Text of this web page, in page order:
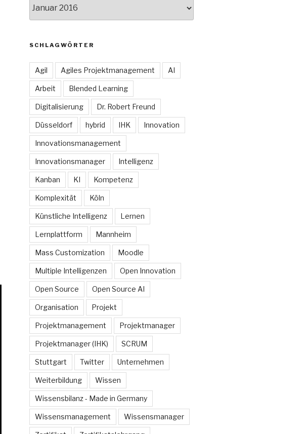
SCHLAGWÖRTER
Agil Agiles Projektmanagement AI
Arbeit Blended Learning
Digitalisierung Dr. Robert Freund
Düsseldorf hybrid IHK Innovation
Innovationsmanagement
Innovationsmanager Intelligenz
Kanban KI Kompetenz
Komplexität Köln
Künstliche Intelligenz Lernen
Lernplattform Mannheim
Mass Customization Moodle
Multiple Intelligenzen Open Innovation
Open Source Open Source AI
Organisation Projekt
Projektmanagement Projektmanager
Projektmanager (IHK) SCRUM
Stuttgart Twitter Unternehmen
Weiterbildung Wissen
Wissensbilanz - Made in Germany
Wissensmanagement Wissensmanager